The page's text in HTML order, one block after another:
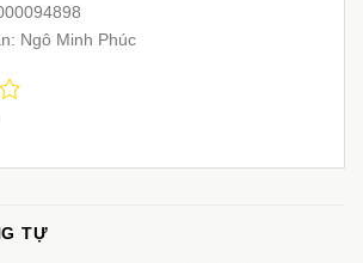
Ngô Minh Phúc
TỰ